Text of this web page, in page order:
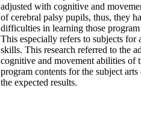
adjusted with cognitive and
of cerebral palsy pupils, thus, they
difficulties in learning those program
This especially refers to subjects for
skills. This research referred to the
cognitive and movement abilities of
program contents for the subject arts
the expected results.